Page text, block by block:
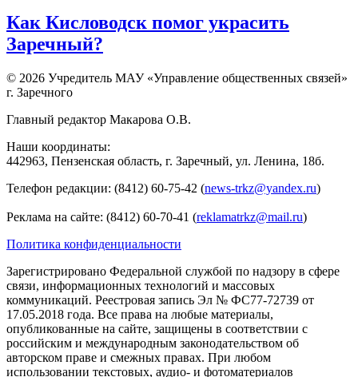
Как Кисловодск помог украсить
Заречный?
© 2026 Учредитель МАУ «Управление общественных связей»
г. Заречного
Главный редактор Макарова О.В.
Наши координаты:
442963, Пензенская область, г. Заречный, ул. Ленина, 18б.
Телефон редакции: (8412) 60-75-42 (news-trkz@yandex.ru)
Реклама на сайте: (8412) 60-70-41 (reklamatrkz@mail.ru)
Политика конфиденциальности
Зарегистрировано Федеральной службой по надзору в сфере
связи, информационных технологий и массовых
коммуникаций. Реестровая запись Эл № ФС77-72739 от
17.05.2018 года. Все права на любые материалы,
опубликованные на сайте, защищены в соответствии с
российским и международным законодательством об
авторском праве и смежных правах. При любом
использовании текстовых, аудио- и фотоматериалов